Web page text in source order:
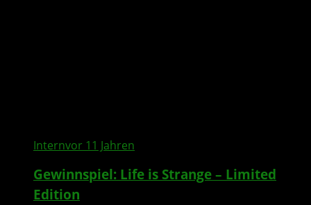
Internvor 11 Jahren
Gewinnspiel: Life is Strange – Limited
Edition